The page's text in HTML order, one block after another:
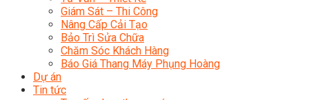
Giám Sát – Thi Công
Nâng Cấp Cải Tạo
Bảo Trì Sửa Chữa
Chăm Sóc Khách Hàng
Báo Giá Thang Máy Phụng Hoàng
Dự án
Tin tức